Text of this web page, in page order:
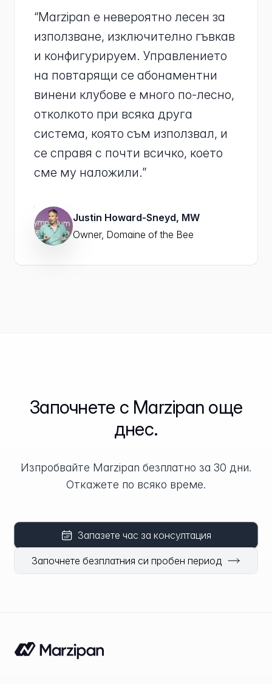
“Marzipan е невероятно лесен за
използване, изключително гъвкав
и конфигурируем. Управлението
на повтарящи се абонаментни
винени клубове е много по-лесно,
отколкото при всяка друга
система, която съм използвал, и
се справя с почти всичко, което
сме му наложили.”
Justin Howard-Sneyd, MW
Owner, Domaine of the Bee
Започнете с Marzipan още
днес.
Изпробвайте Marzipan безплатно за 30 дни.
Откажете по всяко време.
Запазете час за консултация
Започнете безплатния си пробен период